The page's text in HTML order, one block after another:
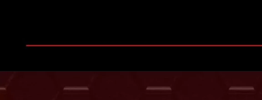
Openinghttps://www.ipvaconsulta.app.br/